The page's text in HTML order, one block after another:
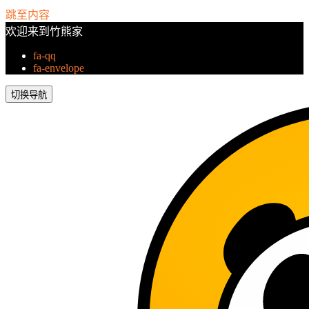
跳至内容
欢迎来到竹熊家
fa-qq
fa-envelope
切换导航